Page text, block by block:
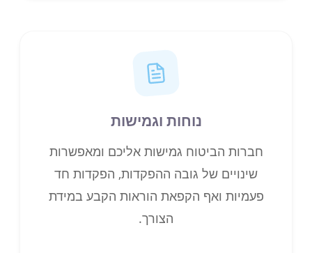
נוחות וגמישות
חברות הביטוח גמישות אליכם ומאפשרות
שינויים של גובה ההפקדות, הפקדות חד
פעמיות ואף הקפאת הוראות הקבע במידת
הצורך.